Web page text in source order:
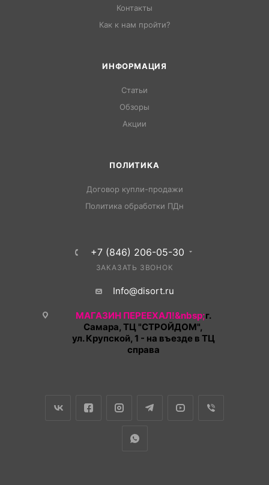
Контакты
Как к нам пройти?
ИНФОРМАЦИЯ
Статьи
Обзоры
Акции
ПОЛИТИКА
Договор купли-продажи
Политика обработки ПДн
+7 (846) 206-05-30
ЗАКАЗАТЬ ЗВОНОК
Info@disort.ru
МАГАЗИН ПЕРЕЕХАЛ!&nbsp;г.
Самара, ТЦ "СТРОЙДОМ",
ул. Крупской, 1 - на въезде в ТЦ
справа